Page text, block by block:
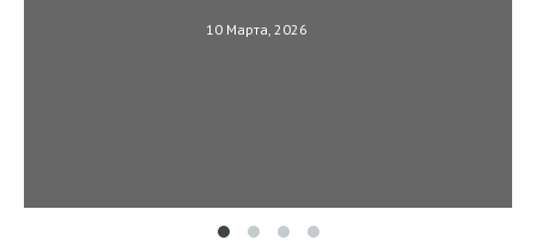
10 Марта, 2026